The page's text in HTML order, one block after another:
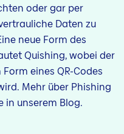
oder gar per
Daten zu
neue Form des
Quishing, wobei der
eines QR-Codes
Mehr über Phishing
in unserem Blog.